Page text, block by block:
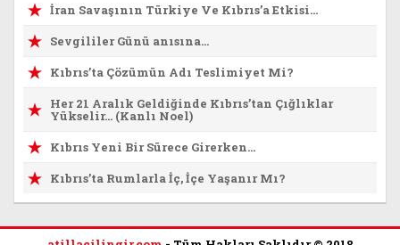
İran Savaşının Türkiye Ve Kıbrıs’a Etkisi…
Sevgililer Günü anısına...
Kıbrıs’ta Çözümün Adı Teslimiyet Mi?
Her 21 Aralık Geldiğinde Kıbrıs’tan Çığlıklar
Yükselir… (Kanlı Noel)
Kıbrıs Yeni Bir Sürece Girerken…
Kıbrıs’ta Rumlarla İç, İçe Yaşanır Mı?